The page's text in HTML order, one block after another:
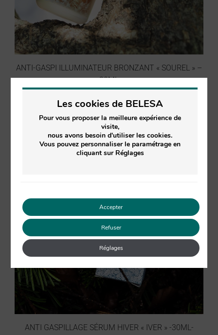
ANTI-GASPI ILLUMINATEUR BRONZANT « SOUREL » –
30ML
34.90€ 28.00€ TVA inclus
Promo !
OUT OF STOCK
ANTI GASPILLAGE SÉRUM HIVER « IVER » -30ML-
Les cookies de BELESA
Pour vous proposer la meilleure expérience de
visite,
nous avons besoin d'utiliser les cookies.
Vous pouvez personnaliser le paramétrage en
cliquant sur Réglages
Accepter
Refuser
Réglages